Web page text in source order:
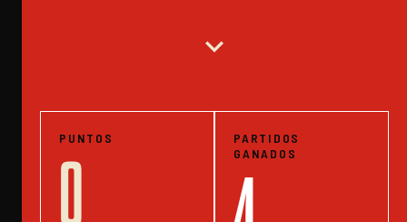
expand_more
PUNTOS
0
PARTIDOS
GANADOS